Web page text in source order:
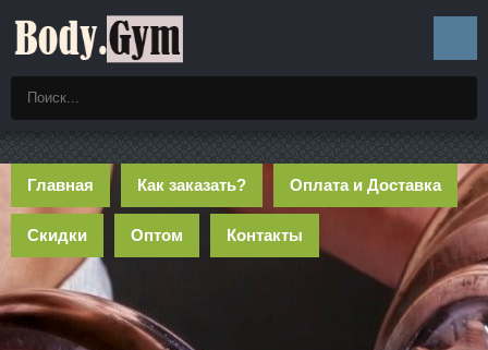
Главная Как заказать? Оплата и Доставка
Скидки Оптом Контакты